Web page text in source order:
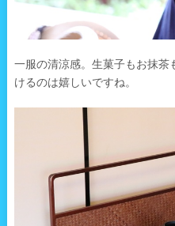
一服の清涼感。生菓子もお抹茶
けるのは嬉しいですね。